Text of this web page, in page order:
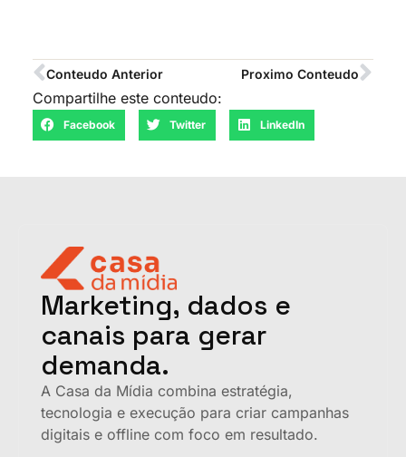
Conteudo Anterior Proximo Conteudo
Compartilhe este conteudo:
Facebook Twitter LinkedIn
Marketing, dados e
canais para gerar
demanda.
A Casa da Mídia combina estratégia,
tecnologia e execução para criar campanhas
digitais e offline com foco em resultado.